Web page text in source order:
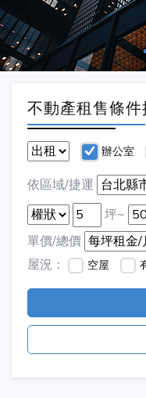
不動產租售條件
辦公室
依區域/捷運
坪~
單價/總價
屋況：
空屋